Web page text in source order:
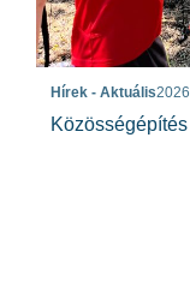
Hírek - Aktuális